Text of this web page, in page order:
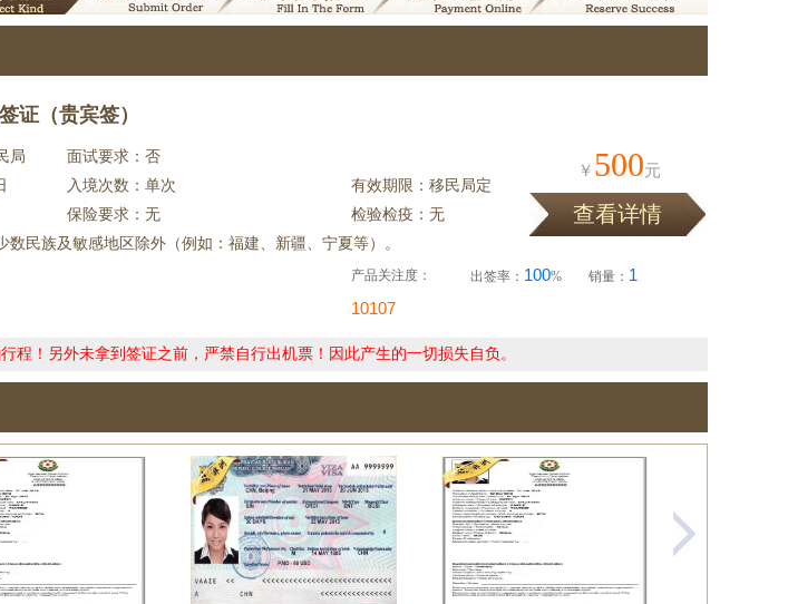
证（贵宾签）
局
面试要求：否
入境次数：单次
有效期限：移民局定
保险要求：无
检验检疫：无
数民族及敏感地区除外（例如：福建、新疆、宁夏等）。
￥ 500元
查看详情
产品关注度：
10107
出签率： 100% 销量： 1
程！另外未拿到签证之前，严禁自行出机票！因此产生的一切损失自负。